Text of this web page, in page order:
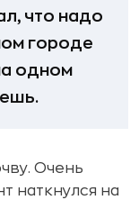
что надо
городе
одном
Очень
наткнулся на